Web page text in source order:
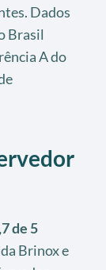
Dados
Brasil
A do
de 5
Brinox e